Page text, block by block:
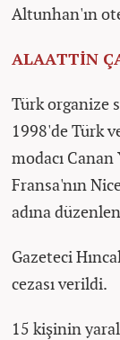
Altunhan'ın
ALAATTİN
Türk organize
1998'de Türk
modacı Canan
Fransa'nın
adına
Gazeteci
cezası verildi.
15 kişinin